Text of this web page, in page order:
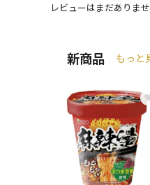
レビューはまだありま
新商品 もっと